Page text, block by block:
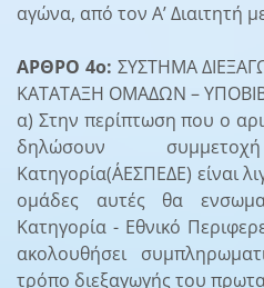
αγώνα, από τον Α’ Διαιτητή
ΑΡΘΡΟ 4ο: ΣΥΣΤΗΜΑ
ΚΑΤΑΤΑΞΗ ΟΜΑΔΩΝ –
α) Στην περίπτωση που ο
δηλώσουν
Κατηγορία(Α΄ΕΣΠΕΔΕ) είναι
ομάδες αυτές θα
Κατηγορία - Εθνικό
ακολουθήσει
τρόπο διεξαγωγής του